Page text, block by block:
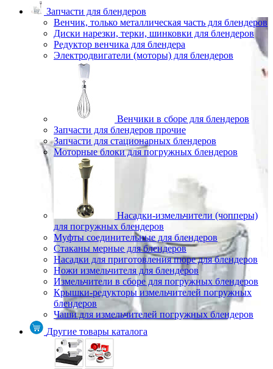
Запчасти для блендеров
Венчик, только металлическая часть для блендеров
Диски нарезки, терки, шинковки для блендеров
Редуктор венчика для блендера
Электродвигатели (моторы) для блендеров
Венчики в сборе для блендеров
Запчасти для блендеров прочие
Запчасти для стационарных блендеров
Моторные блоки для погружных блендеров
Насадки-измельчители (чопперы)
для погружных блендеров
Муфты соединительные для блендеров
Стаканы мерные для блендеров
Насадки для приготовления пюре для блендеров
Ножи измельчителя для блендеров
Измельчители в сборе для погружных блендеров
Крышки-редукторы измельчителей погружных
блендеров
Чаши для измельчителей погружных блендеров
Другие товары каталога